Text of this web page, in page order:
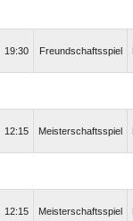
19:30 Freundschaftsspiel
12:15 Meisterschaftsspiel
12:15 Meisterschaftsspiel